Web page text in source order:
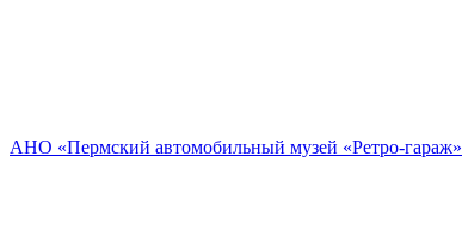
АНО «Пермский автомобильный музей «Ретро-гараж»